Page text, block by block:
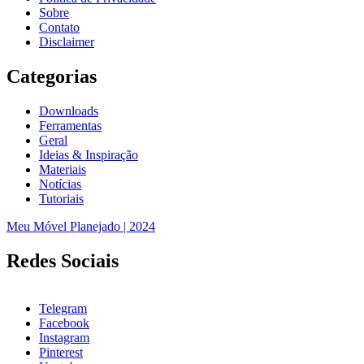
Sobre
Contato
Disclaimer
Categorias
Downloads
Ferramentas
Geral
Ideias & Inspiração
Materiais
Notícias
Tutoriais
Meu Móvel Planejado | 2024
Redes Sociais
Telegram
Facebook
Instagram
Pinterest